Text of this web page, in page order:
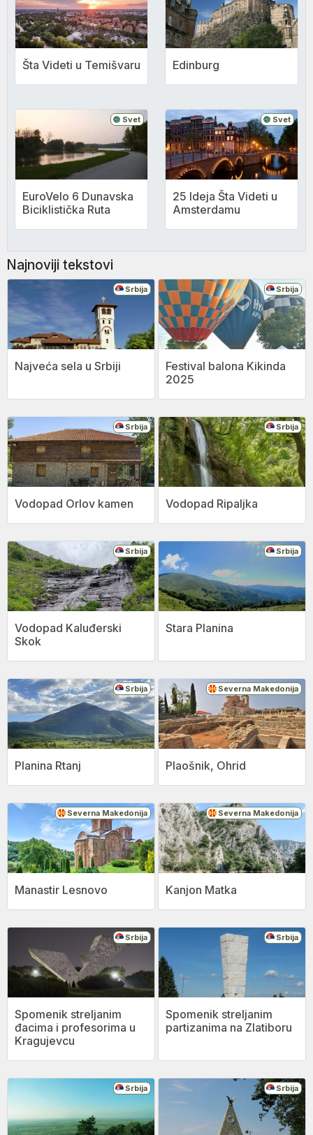
Šta Videti u Temišvaru Edinburg
Svet
EuroVelo 6 Dunavska
Biciklistička Ruta
Svet
25 Ideja Šta Videti u
Amsterdamu
Najnoviji tekstovi
Srbija
Najveća sela u Srbiji
Srbija
Festival balona Kikinda
2025
Srbija
Vodopad Orlov kamen
Srbija
Vodopad Ripaljka
Srbija
Vodopad Kaluđerski
Skok
Srbija
Stara Planina
Srbija
Planina Rtanj
Severna Makedonija
Plaošnik, Ohrid
Severna Makedonija
Manastir Lesnovo
Severna Makedonija
Kanjon Matka
Srbija
Spomenik streljanim
đacima i profesorima u
Kragujevcu
Srbija
Spomenik streljanim
partizanima na Zlatiboru
Srbija Srbija